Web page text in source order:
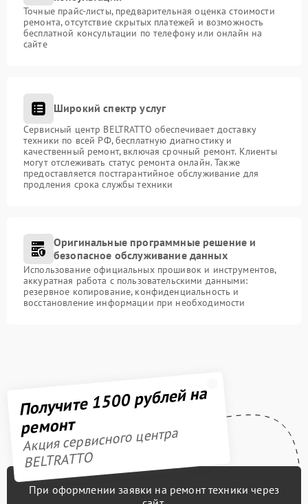
Точные прайс-листы, предварительная оценка стоимости
ремонта, отсутствие скрытых платежей и возможность
бесплатной консультации по телефону или онлайн на
сайте
Широкий спектр услуг
Сервисный центр BELTRATTO обеспечивает доставку
техники по всей РФ, бесплатную диагностику и
качественный ремонт, включая срочный ремонт. Клиенты
могут отслеживать статус ремонта онлайн. Также
предоставляется постгарантийное обслуживание для
продления срока службы техники
Оригинальные программные решение и
безопасное обслуживание данных
Использование официальных прошивок и инструментов,
аккуратная работа с пользовательскими данными:
резервное копирование, конфиденциальность и
восстановление информации при необходимости
Получите 1500 рублей на
ремонт
Акция сервисного центра
BELTRATTO
При оформлении заявки на ремонт техники через